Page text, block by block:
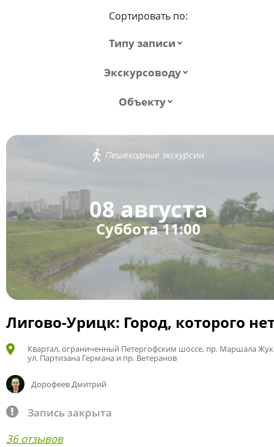
Сортировать по:
Типу записи
Экскурсоводу
Объекту
Пешеходные экскурсии
08 августа
Суббота 11:00
Лигово-Урицк: Город, которого
Квартал, ограниченный Петергофским шоссе, пр. Маршала
ул. Партизана Германа и пр. Ветеранов
Дорофеев Дмитрий
Запись закрыта
36 отзывов